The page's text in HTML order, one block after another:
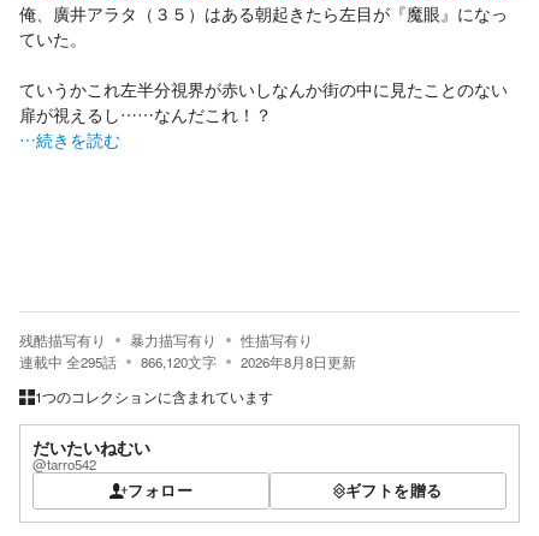
俺、廣井アラタ（３５）はある朝起きたら左目が『魔眼』になっ
ていた。
ていうかこれ左半分視界が赤いしなんか街の中に見たことのない
扉が視えるし……なんだこれ！？
…続きを読む
残酷描写有り 暴力描写有り
性描写有り
連載中 全295話 866,120文字 2026年8月8日更新
1つのコレクションに含まれています
だいたいねむい
@tarro542
フォロー ギフトを贈る